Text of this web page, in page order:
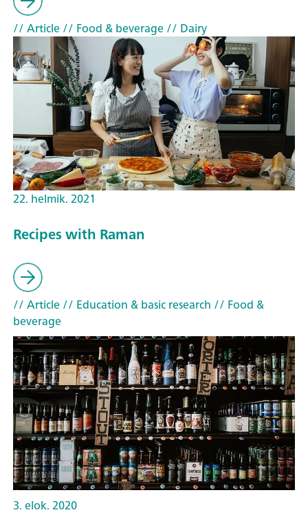
// Article// Food & beverage// Dairy
22. helmik. 2021
Recipes with Raman
// Article// Education & basic research // Food &
beverage
3. elok. 2020